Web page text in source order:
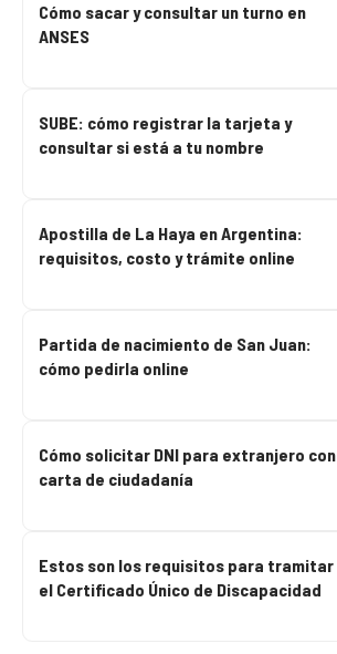
Cómo sacar y consultar un turno en
ANSES
SUBE: cómo registrar la tarjeta y
consultar si está a tu nombre
Apostilla de La Haya en Argentina:
requisitos, costo y trámite online
Partida de nacimiento de San Juan:
cómo pedirla online
Cómo solicitar DNI para extranjero con
carta de ciudadanía
Estos son los requisitos para tramitar
el Certificado Único de Discapacidad